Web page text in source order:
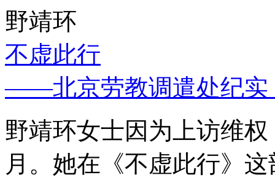
野靖环
不虚此行
——北京劳教调遣处纪实
野靖环女士因为上访维
月。她在《不虚此行》